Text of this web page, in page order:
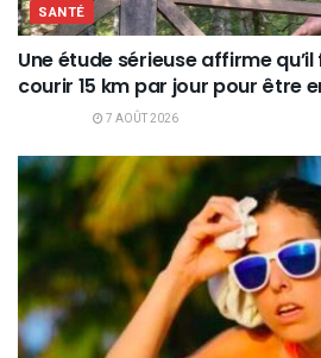
SANTÉ
Une étude sérieuse affirme
courir 15 km par jour pour être
7 AOÛT 2026